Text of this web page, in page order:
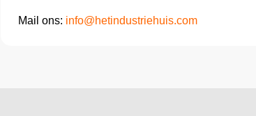
Mail ons: info@hetindustriehuis.com